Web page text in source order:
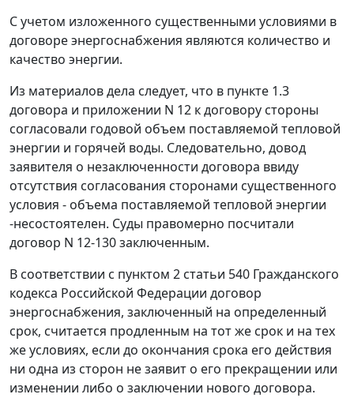
С учетом изложенного существенными условиями в
договоре энергоснабжения являются количество и
качество энергии.
Из материалов дела следует, что в пункте 1.3
договора и приложении N 12 к договору стороны
согласовали годовой объем поставляемой тепловой
энергии и горячей воды. Следовательно, довод
заявителя о незаключенности договора ввиду
отсутствия согласования сторонами существенного
условия - объема поставляемой тепловой энергии
-несостоятелен. Суды правомерно посчитали
договор N 12-130 заключенным.
В соответствии с пунктом 2 статьи 540 Гражданского
кодекса Российской Федерации договор
энергоснабжения, заключенный на определенный
срок, считается продленным на тот же срок и на тех
же условиях, если до окончания срока его действия
ни одна из сторон не заявит о его прекращении или
изменении либо о заключении нового договора.